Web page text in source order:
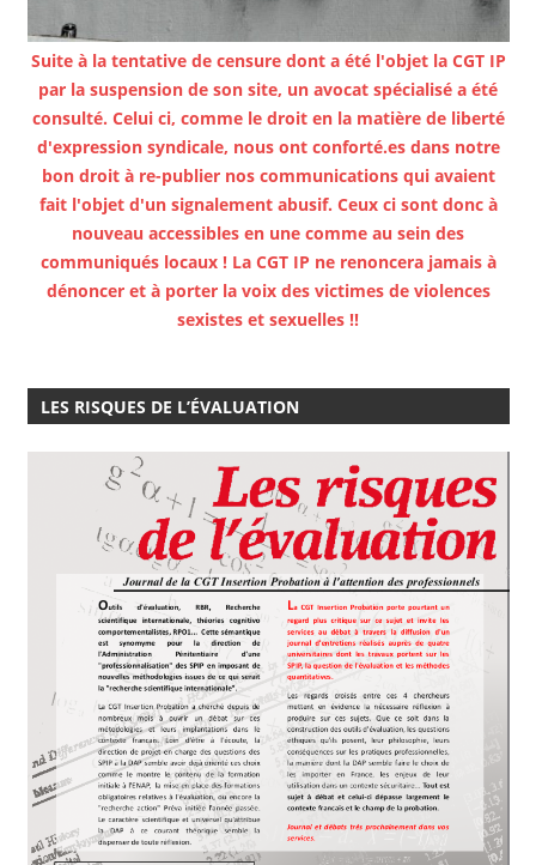
Suite à la tentative de censure dont a été l'objet la CGT IP
par la suspension de son site, un avocat spécialisé a été
consulté. Celui ci, comme le droit en la matière de liberté
d'expression syndicale, nous ont conforté.es dans notre
bon droit à re-publier nos communications qui avaient
fait l'objet d'un signalement abusif. Ceux ci sont donc à
nouveau accessibles en une comme au sein des
communiqués locaux ! La CGT IP ne renoncera jamais à
dénoncer et à porter la voix des victimes de violences
sexistes et sexuelles !!
LES RISQUES DE L’ÉVALUATION